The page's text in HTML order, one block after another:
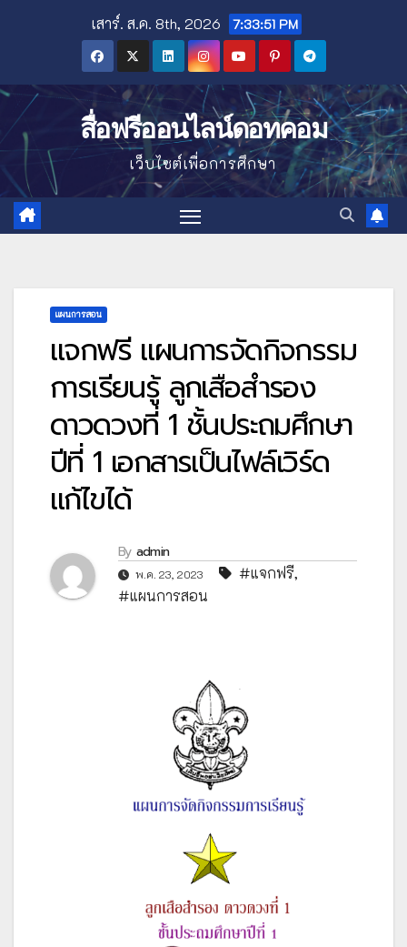
เสาร์. ส.ค. 8th, 2026 7:33:52 PM
สื่อฟรีออนไลน์ดอทคอม
เว็บไซต์เพื่อการศึกษา
แผนการสอน
แจกฟรี แผนการจัดกิจกรรม
การเรียนรู้ ลูกเสือสำรอง
ดาวดวงที่ 1 ชั้นประถมศึกษา
ปีที่ 1 เอกสารเป็นไฟล์เวิร์ด
แก้ไขได้
By admin
พ.ค. 23, 2023 #แจกฟรี,
#แผนการสอน